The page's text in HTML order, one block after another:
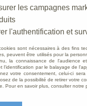
STATUES
de tabernacle
les campagnes
l'authentification et
sont nécessaires à des fins
peuvent être utilisés pour la
la connaissance de l'audience
l'identification par le balayage de
votre consentement, celui-ci
de la possibilité de retirer votre
Pour en savoir plus, consulter notre